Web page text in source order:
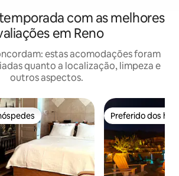
com as melhores
em Reno
estas acomodações foram
quanto a localização, limpeza e
outros aspectos.
preferidos dos hóspedes Preferido dos
Preferido dos